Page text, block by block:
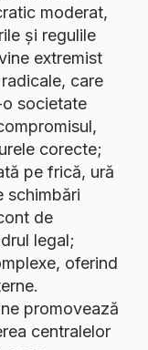
moderat,
și regulile
extremist
care
societate
corecte;
pe frică, ură
schimbări
de
legal;
oferind
promovează
centralelor